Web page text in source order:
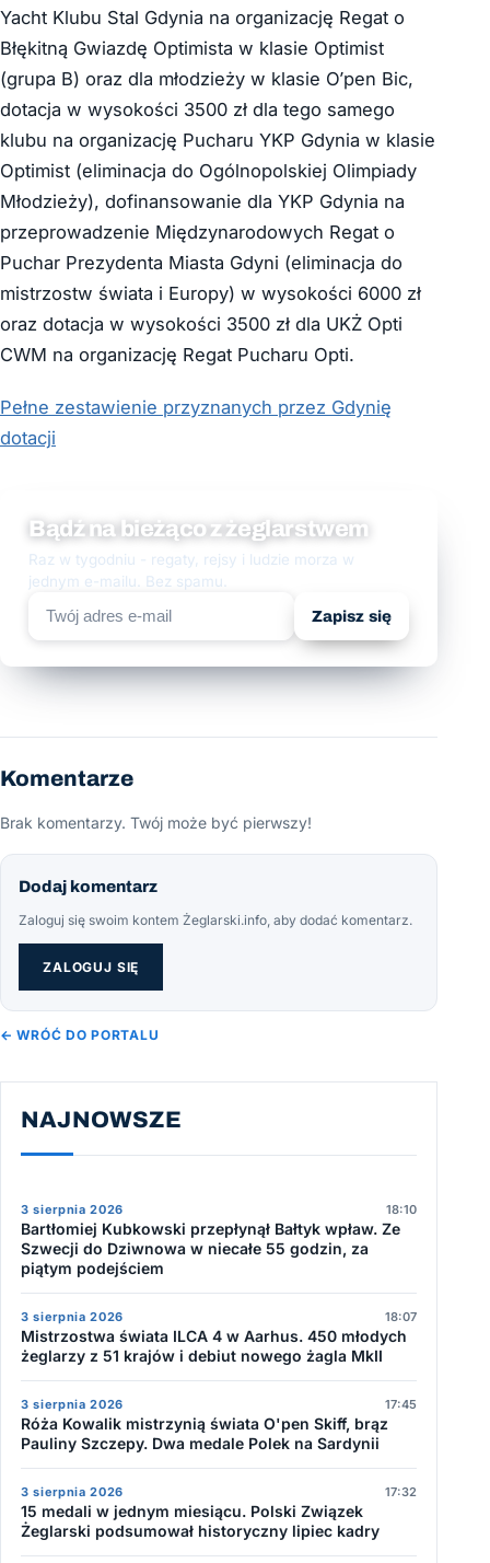
Yacht Klubu Stal Gdynia na organizację Regat o
Błękitną Gwiazdę Optimista w klasie Optimist
(grupa B) oraz dla młodzieży w klasie O’pen Bic,
dotacja w wysokości 3500 zł dla tego samego
klubu na organizację Pucharu YKP Gdynia w klasie
Optimist (eliminacja do Ogólnopolskiej Olimpiady
Młodzieży), dofinansowanie dla YKP Gdynia na
przeprowadzenie Międzynarodowych Regat o
Puchar Prezydenta Miasta Gdyni (eliminacja do
mistrzostw świata i Europy) w wysokości 6000 zł
oraz dotacja w wysokości 3500 zł dla UKŻ Opti
CWM na organizację Regat Pucharu Opti.
Pełne zestawienie przyznanych przez Gdynię
dotacji
Bądź na bieżąco z żeglarstwem
Raz w tygodniu - regaty, rejsy i ludzie morza w
jednym e-mailu. Bez spamu.
Zapisz się
Komentarze
Brak komentarzy. Twój może być pierwszy!
Dodaj komentarz
Zaloguj się swoim kontem Żeglarski.info, aby dodać komentarz.
ZALOGUJ SIĘ
← WRÓĆ DO PORTALU
NAJNOWSZE
3 sierpnia 2026 18:10
Bartłomiej Kubkowski przepłynął Bałtyk wpław. Ze
Szwecji do Dziwnowa w niecałe 55 godzin, za
piątym podejściem
3 sierpnia 2026 18:07
Mistrzostwa świata ILCA 4 w Aarhus. 450 młodych
żeglarzy z 51 krajów i debiut nowego żagla MkII
3 sierpnia 2026 17:45
Róża Kowalik mistrzynią świata O'pen Skiff, brąz
Pauliny Szczepy. Dwa medale Polek na Sardynii
3 sierpnia 2026 17:32
15 medali w jednym miesiącu. Polski Związek
Żeglarski podsumował historyczny lipiec kadry